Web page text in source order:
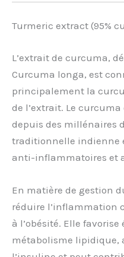
Turmeric extract (95%
L’extrait de curcuma,
Curcuma longa, est
principalement la
de l’extrait. Le
depuis des millénaires
traditionnelle indienne
anti-inflammatoires et
En matière de gestion
réduire l’inflammation
à l’obésité. Elle
métabolisme lipidique,